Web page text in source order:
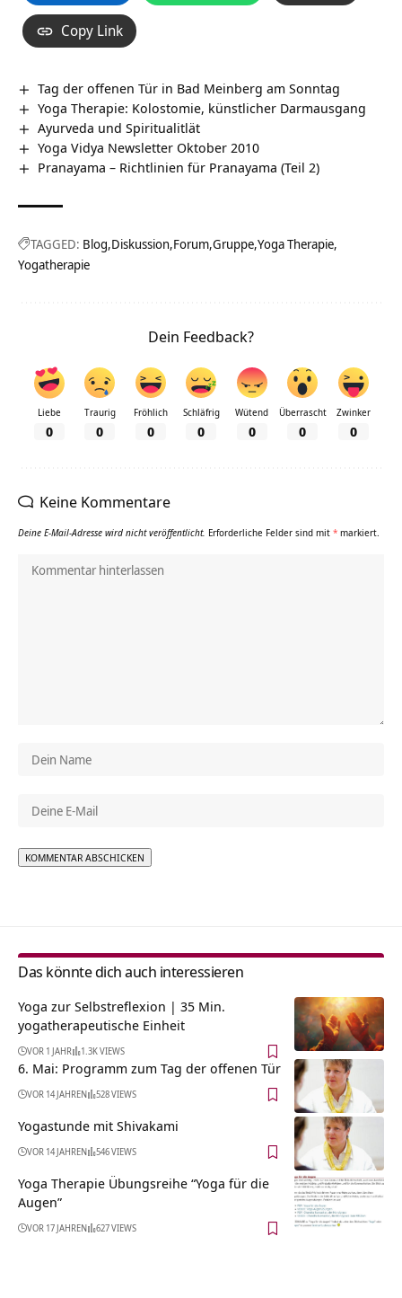
Copy Link
Tag der offenen Tür in Bad Meinberg am Sonntag
Yoga Therapie: Kolostomie, künstlicher Darmausgang
Ayurveda und Spiritualitlät
Yoga Vidya Newsletter Oktober 2010
Pranayama – Richtlinien für Pranayama (Teil 2)
TAGGED: Blog Diskussion Forum Gruppe Yoga Therapie
Yogatherapie
Dein Feedback?
Liebe
0
Traurig
0
Fröhlich
0
Schläfrig
0
Wütend
0
Überrascht
0
Zwinker
0
Keine Kommentare
Deine E-Mail-Adresse wird nicht veröffentlicht. Erforderliche Felder sind mit * markiert.
Das könnte dich auch interessieren
Yoga zur Selbstreflexion | 35 Min.
yogatherapeutische Einheit
VOR 1 JAHR 1.3K VIEWS
6. Mai: Programm zum Tag der offenen Tür
VOR 14 JAHREN 528 VIEWS
Yogastunde mit Shivakami
VOR 14 JAHREN 546 VIEWS
Yoga Therapie Übungsreihe “Yoga für die
Augen”
VOR 17 JAHREN 627 VIEWS